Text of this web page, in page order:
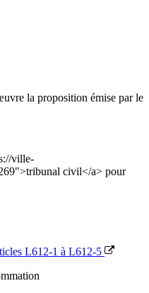
la proposition émise par le
ville-
civil</a> pour
L612-1 à L612-5